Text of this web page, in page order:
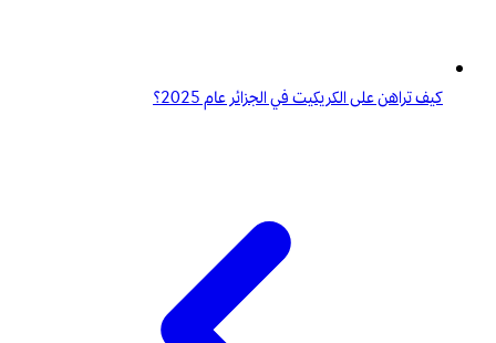
كيف تراهن على الكريكيت في الجزائر عام 2025؟